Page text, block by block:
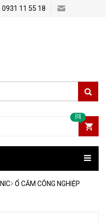
11 55 18
[0]
Ổ CẮM CÔNG NGHIỆP